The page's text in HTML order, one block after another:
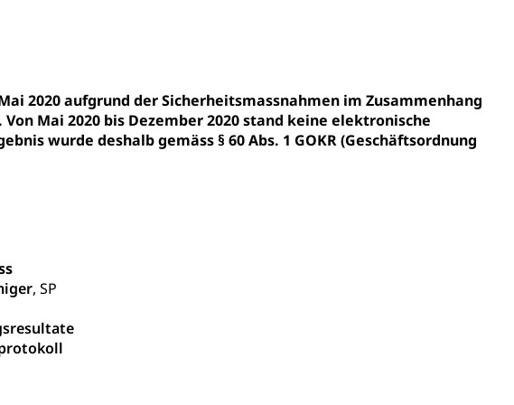
2020 aufgrund der Sicherheitsmassnahmen im Zusammenhang
Mai 2020 bis Dezember 2020 stand keine elektronische
wurde deshalb gemäss § 60 Abs. 1 GOKR (Geschäftsordnung
, SP
Tagesmutter, Freiwilliges Kindergarten Jahr
Konsumentenorganisation, parallele Einfuhr, regionale
Krankenkasse
(WAS Luzern)
und Unfallversicherung
Produktesicherheit
Alkoholprävention, Tabakprävention, Primärprävention,